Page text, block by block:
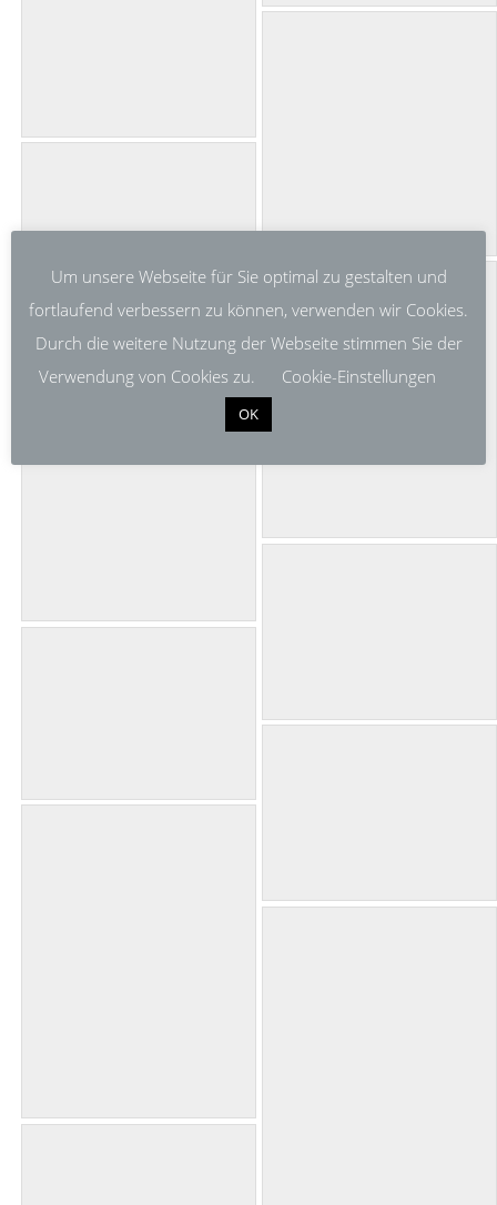
Um unsere Webseite für Sie optimal zu gestalten und
fortlaufend verbessern zu können, verwenden wir Cookies.
Durch die weitere Nutzung der Webseite stimmen Sie der
Verwendung von Cookies zu.
Cookie-Einstellungen
OK